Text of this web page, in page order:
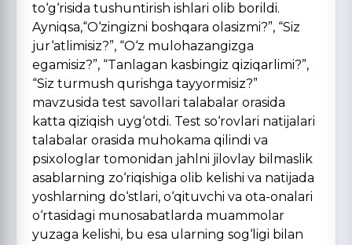
to‘g‘risida tushuntirish ishlari olib borildi.
Ayniqsa,“O‘zingizni boshqara olasizmi?”, “Siz
jur‘atlimisiz?”, “O‘z mulohazangizga
egamisiz?”, “Tanlagan kasbingiz qiziqarlimi?”,
“Siz turmush qurishga tayyormisiz?”
mavzusida test savollari talabalar orasida
katta qiziqish uyg‘otdi. Test so‘rovlari natijalari
talabalar orasida muhokama qilindi va
psixologlar tomonidan jahlni jilovlay bilmaslik
asablarning zo‘riqishiga olib kelishi va natijada
yoshlarning do‘stlari, o‘qituvchi va ota-onalari
o‘rtasidagi munosabatlarda muammolar
yuzaga kelishi, bu esa ularning sog‘ligi bilan